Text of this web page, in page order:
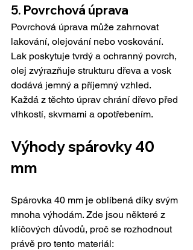
5. Povrchová úprava
Povrchová úprava může zahrnovat
lakování, olejování nebo voskování.
Lak poskytuje tvrdý a ochranný povrch,
olej zvýrazňuje strukturu dřeva a vosk
dodává jemný a příjemný vzhled.
Každá z těchto úprav chrání dřevo před
vlhkostí, skvrnami a opotřebením.
Výhody spárovky 40
mm
Spárovka 40 mm je oblíbená díky svým
mnoha výhodám. Zde jsou některé z
klíčových důvodů, proč se rozhodnout
právě pro tento materiál: